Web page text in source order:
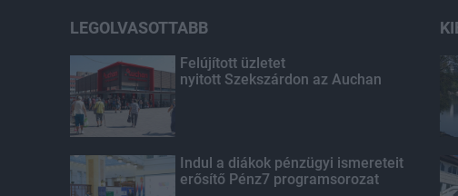
LEGOLVASOTTABB
Felújított üzletet
nyitott Szekszárdon az Auchan
Indul a diákok pénzügyi ismereteit
erősítő Pénz7 programsorozat